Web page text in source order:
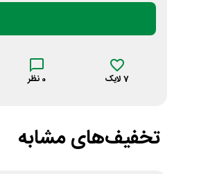
7 لایک 0 نظر
تخفیف‌های مشابه